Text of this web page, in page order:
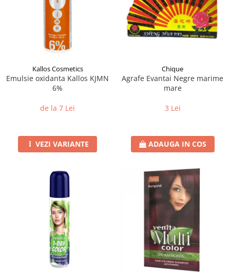
Kallos Cosmetics
Emulsie oxidanta Kallos KJMN
6%
de la 7 Lei
VEZI VARIANTE
Chique
Agrafe Evantai Negre marime
mare
3 Lei
ADAUGA IN COS